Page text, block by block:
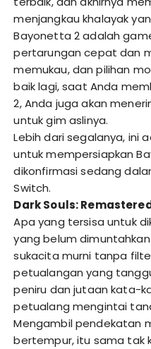
menjangkau khalayak
Bayonetta 2 adalah
pertarungan cepat dan
memukau, dan pilihan
baik lagi, saat Anda
2, Anda juga akan
untuk gim aslinya.
Lebih dari segalanya, ini
untuk mempersiapkan
dikonfirmasi sedang
Switch.
Dark Souls:
Apa yang tersisa untuk
yang belum
sukacita murni tanpa
petualangan yang
peniru dan jutaan kata-
petualang mengintai
Mengambil pendekatan
bertempur, itu sama tak